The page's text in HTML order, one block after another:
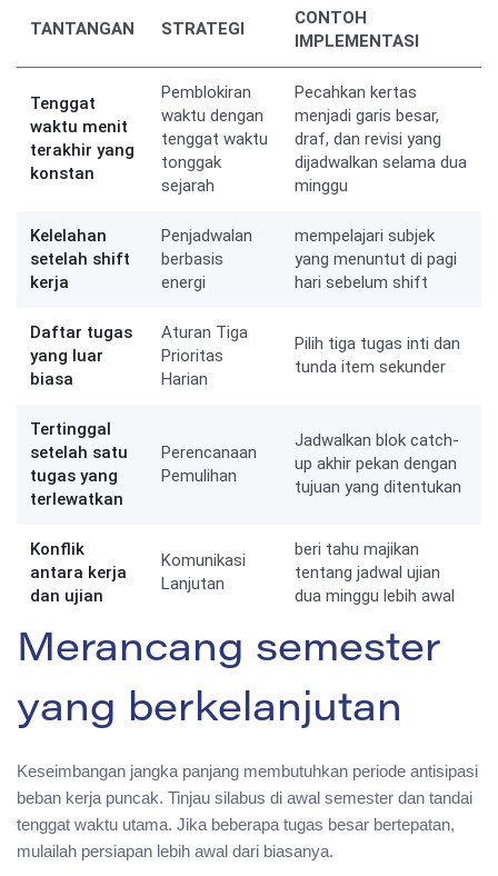
TANTANGAN STRATEGI
CONTOH
IMPLEMENTASI
Tenggat
waktu menit
terakhir yang
konstan
Pemblokiran
waktu dengan
tenggat waktu
tonggak
sejarah
Pecahkan kertas
menjadi garis besar,
draf, dan revisi yang
dijadwalkan selama dua
minggu
Kelelahan
setelah shift
kerja
Penjadwalan
berbasis
energi
mempelajari subjek
yang menuntut di pagi
hari sebelum shift
Daftar tugas
yang luar
biasa
Aturan Tiga
Prioritas
Harian
Pilih tiga tugas inti dan
tunda item sekunder
Tertinggal
setelah satu
tugas yang
terlewatkan
Perencanaan
Pemulihan
Jadwalkan blok catch-
up akhir pekan dengan
tujuan yang ditentukan
Konflik
antara kerja
dan ujian
Komunikasi
Lanjutan
beri tahu majikan
tentang jadwal ujian
dua minggu lebih awal
Merancang semester
yang berkelanjutan
Keseimbangan jangka panjang membutuhkan periode antisipasi
beban kerja puncak. Tinjau silabus di awal semester dan tandai
tenggat waktu utama. Jika beberapa tugas besar bertepatan,
mulailah persiapan lebih awal dari biasanya.